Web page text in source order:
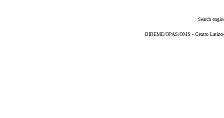
Search
BIREME/OPAS/OMS - Centro Latino-